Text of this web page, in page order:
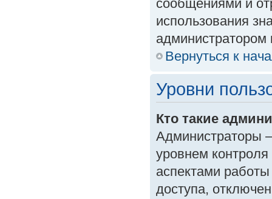
сообщениями и
использования
Вернуться к
Уровни
Кто такие
Администраторы
уровнем
аспектами
доступа,